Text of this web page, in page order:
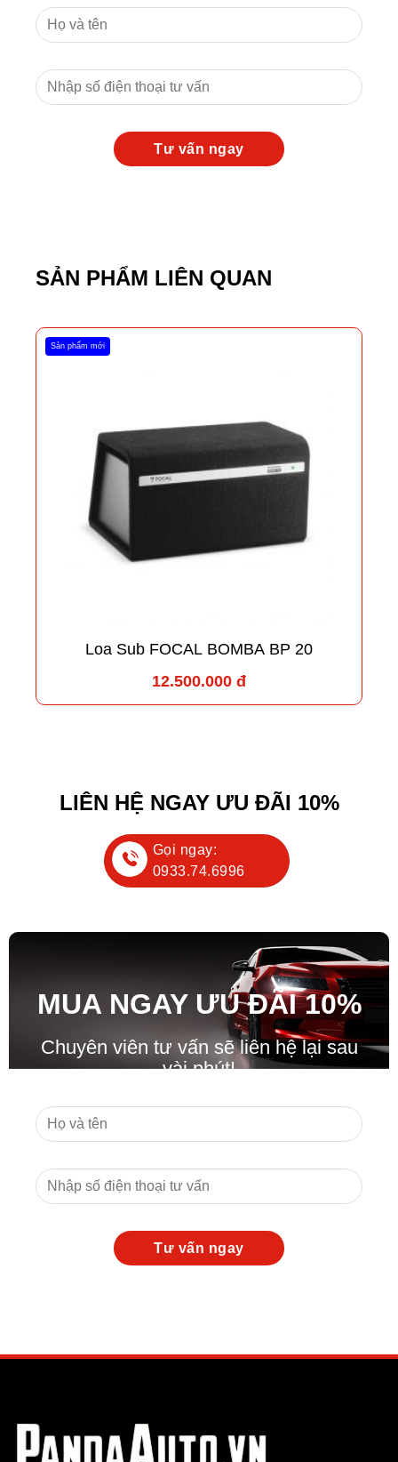
SẢN PHẨM LIÊN QUAN
Sản phẩm mới
Loa Sub FOCAL BOMBA BP 20
12.500.000 đ
LIÊN HỆ NGAY ƯU ĐÃI 10%
Gọi ngay:
0933.74.6996
MUA NGAY ƯU ĐÃI10%
Chuyên viên tư vấn sẽ liên hệ lại sau
vài phút!